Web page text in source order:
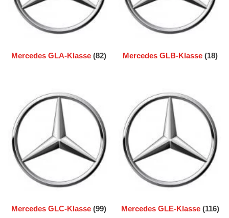
Mercedes GLA-Klasse(82) Mercedes GLB-Klasse (18)
Mercedes GLC-Klasse(99) Mercedes GLE-Klasse (116)